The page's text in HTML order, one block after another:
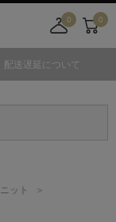
0
舗
カ
0
送遅延について
ニット